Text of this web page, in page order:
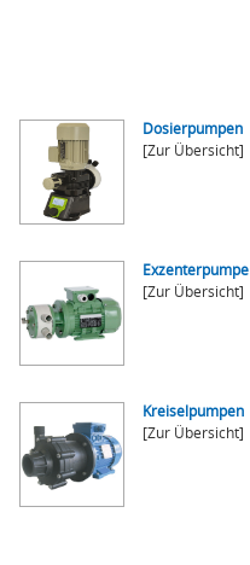
Dosierpumpen
[Zur Übersicht]
Exzenterpumpe
[Zur Übersicht]
Kreiselpumpen
[Zur Übersicht]